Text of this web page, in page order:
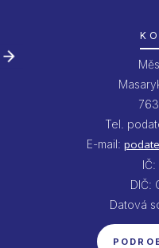
Tel.
E-mail:
DIČ:
Datová